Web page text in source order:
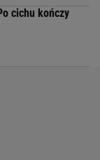
cichu kończy